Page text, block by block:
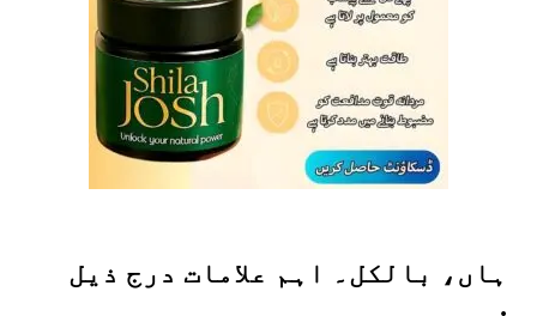
ہاں، بالکل۔ اہم علامات درج ذیل